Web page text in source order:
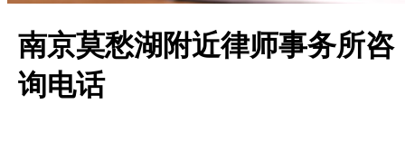
南京莫愁湖附近律师事务所咨
询电话